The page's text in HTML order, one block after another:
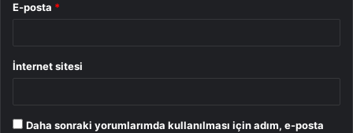
E-posta *
İnternet sitesi
Daha sonraki yorumlarımda kullanılması için adım, e-posta